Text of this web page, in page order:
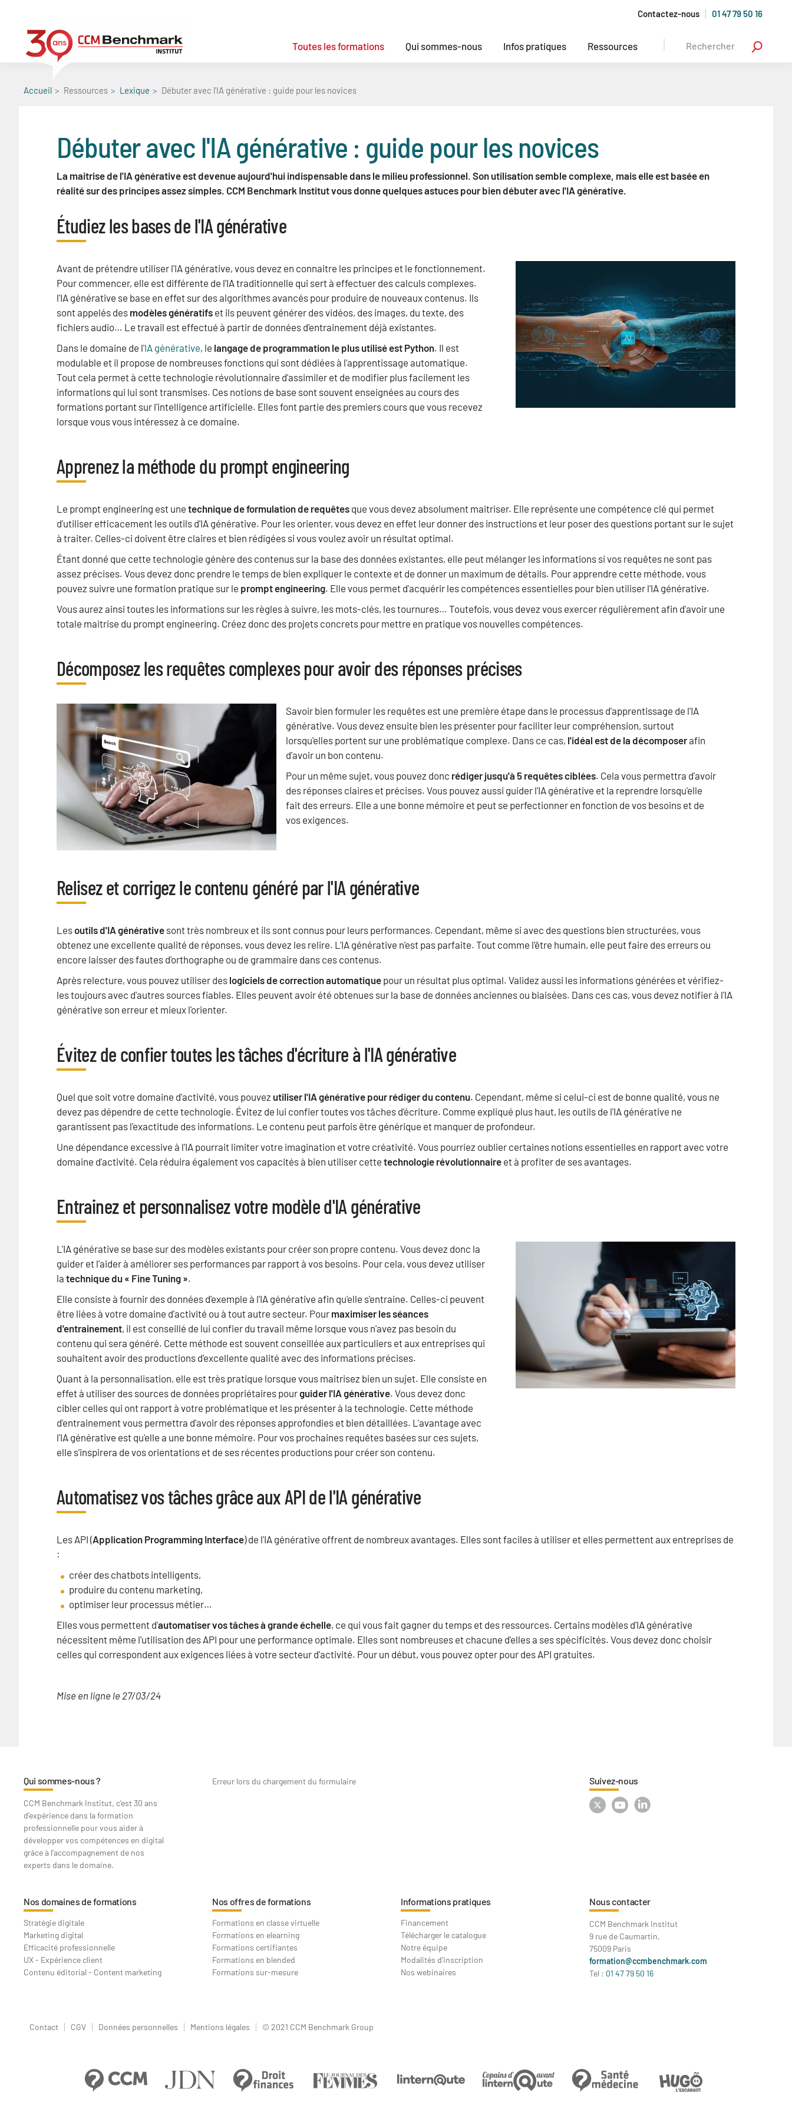
contenu
principal
Contactez-nous 01 47 79 50 16
Toutes les formations Qui sommes-nous Infos pratiques Ressources
Accueil Ressources Lexique Débuter avec l'IA générative : guide pour les novices
Débuter avec l'IA générative : guide pour les novices
La maitrise de l'IA générative est devenue aujourd'hui indispensable dans le milieu professionnel. Son utilisation semble complexe, mais elle est basée en
réalité sur des principes assez simples. CCM Benchmark Institut vous donne quelques astuces pour bien débuter avec l'IA générative.
Titre
Étudiez les bases de l'IA générative
Texte
Avant de prétendre utiliser l'IA générative, vous devez en connaitre les principes et le fonctionnement.
Pour commencer, elle est différente de l'IA traditionnelle qui sert à effectuer des calculs complexes.
l'IA générative se base en effet sur des algorithmes avancés pour produire de nouveaux contenus. Ils
sont appelés des modèles génératifs et ils peuvent générer des vidéos, des images, du texte, des
fichiers audio… Le travail est effectué à partir de données d'entrainement déjà existantes.
Dans le domaine de l'IA générative, le langage de programmation le plus utilisé est Python. Il est
modulable et il propose de nombreuses fonctions qui sont dédiées à l'apprentissage automatique.
Tout cela permet à cette technologie révolutionnaire d'assimiler et de modifier plus facilement les
informations qui lui sont transmises. Ces notions de base sont souvent enseignées au cours des
formations portant sur l'intelligence artificielle. Elles font partie des premiers cours que vous recevez
lorsque vous vous intéressez à ce domaine.
Titre
Apprenez la méthode du prompt engineering
Texte
Le prompt engineering est une technique de formulation de requêtes que vous devez absolument maitriser. Elle représente une compétence clé qui permet
d'utiliser efficacement les outils d'IA générative. Pour les orienter, vous devez en effet leur donner des instructions et leur poser des questions portant sur le sujet
à traiter. Celles-ci doivent être claires et bien rédigées si vous voulez avoir un résultat optimal.
Étant donné que cette technologie génère des contenus sur la base des données existantes, elle peut mélanger les informations si vos requêtes ne sont pas
assez précises. Vous devez donc prendre le temps de bien expliquer le contexte et de donner un maximum de détails. Pour apprendre cette méthode, vous
pouvez suivre une formation pratique sur le prompt engineering. Elle vous permet d'acquérir les compétences essentielles pour bien utiliser l'IA générative.
Vous aurez ainsi toutes les informations sur les règles à suivre, les mots-clés, les tournures… Toutefois, vous devez vous exercer régulièrement afin d'avoir une
totale maitrise du prompt engineering. Créez donc des projets concrets pour mettre en pratique vos nouvelles compétences.
Titre
Décomposez les requêtes complexes pour avoir des réponses précises
Texte
Savoir bien formuler les requêtes est une première étape dans le processus d'apprentissage de l'IA
générative. Vous devez ensuite bien les présenter pour faciliter leur compréhension, surtout
lorsqu'elles portent sur une problématique complexe. Dans ce cas, l'idéal est de la décomposerafin
d'avoir un bon contenu.
Pour un même sujet, vous pouvez donc rédiger jusqu'à 5 requêtes ciblées. Cela vous permettra d'avoir
des réponses claires et précises. Vous pouvez aussi guider l'IA générative et la reprendre lorsqu'elle
fait des erreurs. Elle a une bonne mémoire et peut se perfectionner en fonction de vos besoins et de
vos exigences.
image
Titre
Relisez et corrigez le contenu généré par l'IA générative
Texte
Lesoutils d'IA générative sont très nombreux et ils sont connus pour leurs performances. Cependant, même si avec des questions bien structurées, vous
obtenez une excellente qualité de réponses, vous devez les relire. L'IA générative n'est pas parfaite. Tout comme l'être humain, elle peut faire des erreurs ou
encore laisser des fautes d'orthographe ou de grammaire dans ces contenus.
Après relecture, vous pouvez utiliser des logiciels de correction automatique pour un résultat plus optimal. Validez aussi les informations générées et vérifiez-
les toujours avec d'autres sources fiables. Elles peuvent avoir été obtenues sur la base de données anciennes ou biaisées. Dans ces cas, vous devez notifier à l'IA
générative son erreur et mieux l'orienter.
Titre
Évitez de confier toutes les tâches d'écriture à l'IA générative
Texte
Quel que soit votre domaine d'activité, vous pouvez utiliser l'IA générative pour rédiger du contenu. Cependant, même si celui-ci est de bonne qualité, vous ne
devez pas dépendre de cette technologie. Évitez de lui confier toutes vos tâches d'écriture. Comme expliqué plus haut, les outils de l'IA générative ne
garantissent pas l'exactitude des informations. Le contenu peut parfois être générique et manquer de profondeur.
Une dépendance excessive à l'IA pourrait limiter votre imagination et votre créativité. Vous pourriez oublier certaines notions essentielles en rapport avec votre
domaine d'activité. Cela réduira également vos capacités à bien utiliser cette technologie révolutionnaire et à profiter de ses avantages.
Titre
Entrainez et personnalisez votre modèle d'IA générative
Texte
L'IA générative se base sur des modèles existants pour créer son propre contenu. Vous devez donc la
guider et l'aider à améliorer ses performances par rapport à vos besoins. Pour cela, vous devez utiliser
la technique du « Fine Tuning ».
Elle consiste à fournir des données d'exemple à l'IA générative afin qu'elle s'entraine. Celles-ci peuvent
être liées à votre domaine d'activité ou à tout autre secteur. Pour maximiser les séances
d'entrainement, il est conseillé de lui confier du travail même lorsque vous n'avez pas besoin du
contenu qui sera généré. Cette méthode est souvent conseillée aux particuliers et aux entreprises qui
souhaitent avoir des productions d'excellente qualité avec des informations précises.
Quant à la personnalisation, elle est très pratique lorsque vous maitrisez bien un sujet. Elle consiste en
effet à utiliser des sources de données propriétaires pourguider l'IA générative. Vous devez donc
cibler celles qui ont rapport à votre problématique et les présenter à la technologie. Cette méthode
d'entrainement vous permettra d'avoir des réponses approfondies et bien détaillées. L'avantage avec
l'IA générative est qu'elle a une bonne mémoire. Pour vos prochaines requêtes basées sur ces sujets,
elle s'inspirera de vos orientations et de ses récentes productions pour créer son contenu.
Titre
Automatisez vos tâches grâce aux API de l'IA générative
Texte
Les API (Application Programming Interface) de l'IA générative offrent de nombreux avantages. Elles sont faciles à utiliser et elles permettent aux entreprises de
:
créer des chatbots intelligents,
produire du contenu marketing,
optimiser leur processus métier…
Elles vous permettent d'automatiser vos tâches à grande échelle, ce qui vous fait gagner du temps et des ressources. Certains modèles d'IA générative
nécessitent même l'utilisation des API pour une performance optimale. Elles sont nombreuses et chacune d'elles a ses spécificités. Vous devez donc choisir
celles qui correspondent aux exigences liées à votre secteur d'activité. Pour un début, vous pouvez opter pour des API gratuites.
Mise en ligne le 27/03/24
Qui sommes-nous ?
CCM Benchmark Institut, c'est 30 ans
d'expérience dans la formation
professionnelle pour vous aider à
développer vos compétences en digital
grâce à l’accompagnement de nos
experts dans le domaine.
Erreur lors du chargement du formulaire Suivez-nous
Nos domaines de formations
Stratégie digitale
Marketing digital
Efficacité professionnelle
UX - Expérience client
Contenu éditorial - Content marketing
Nos offres de formations
Formations en classe virtuelle
Formations en elearning
Formations certifiantes
Formations en blended
Formations sur-mesure
Informations pratiques
Financement
Télécharger le catalogue
Notre équipe
Modalités d'inscription
Nos webinaires
Nous contacter
CCM Benchmark Institut
9 rue de Caumartin,
75009 Paris
formation@ccmbenchmark.com
Tel : 01 47 79 50 16
Contact CGV Données personnelles Mentions légales © 2021 CCM Benchmark Group